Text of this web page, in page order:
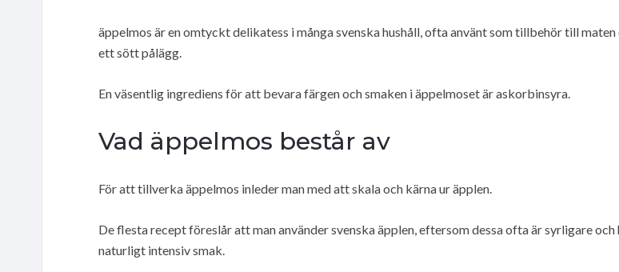
äppelmos är en omtyckt delikatess i många svenska hushåll, ofta använt som tillbehör till maten
ett sött pålägg.
En väsentlig ingrediens för att bevara färgen och smaken i äppelmoset är askorbinsyra.
Vad äppelmos består av
För att tillverka äppelmos inleder man med att skala och kärna ur äpplen.
De flesta recept föreslår att man använder svenska äpplen, eftersom dessa ofta är syrligare och
naturligt intensiv smak.